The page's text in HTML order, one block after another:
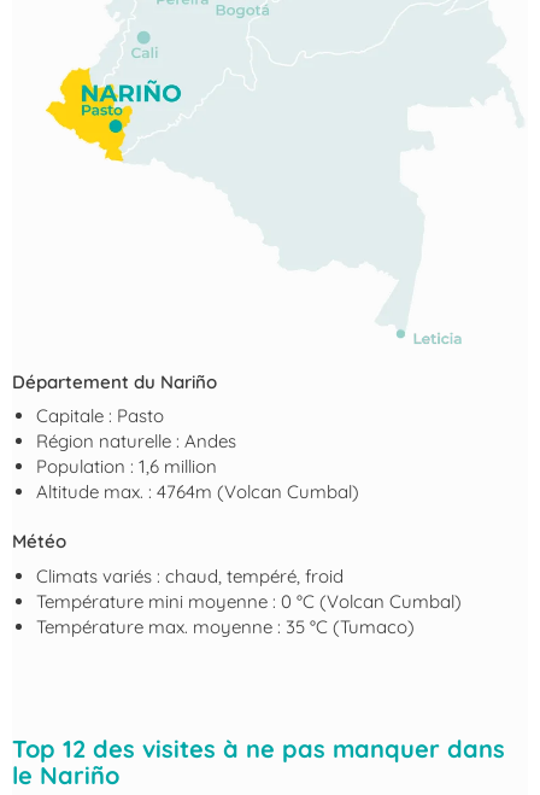
Département du Nariño
Capitale : Pasto
Région naturelle : Andes
Population : 1,6 million
Altitude max. : 4764m (Volcan Cumbal)
Météo
Climats variés : chaud, tempéré, froid
Température mini moyenne : 0 °C (Volcan Cumbal)
Température max. moyenne : 35 °C (Tumaco)
Top 12 des visites à ne pas manquer dans
le Nariño